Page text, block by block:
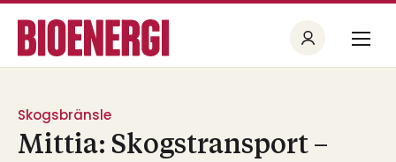
Skogsbränsle
Mittia: Skogstransport –